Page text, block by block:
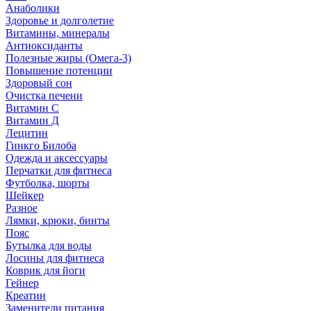
Анаболики
Здоровье и долголетие
Витамины, минералы
Антиоксиданты
Полезные жиры (Омега-3)
Повышение потенции
Здоровый сон
Очистка печени
Витамин С
Витамин Д
Лецитин
Гинкго Билоба
Одежда и аксессуары
Перчатки для фитнеса
Футболка, шорты
Шейкер
Разное
Лямки, крюки, бинты
Пояс
Бутылка для воды
Лосины для фитнеса
Коврик для йоги
Гейнер
Креатин
Заменители питания